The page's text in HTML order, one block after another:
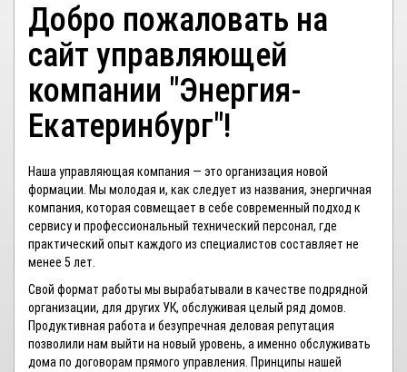
Добро пожаловать на
сайт управляющей
компании "Энергия-
Екатеринбург"!
Наша управляющая компания — это организация новой
формации. Мы молодая и, как следует из названия, энергичная
компания, которая совмещает в себе современный подход к
сервису и профессиональный технический персонал, где
практический опыт каждого из специалистов составляет не
менее 5 лет.
Свой формат работы мы вырабатывали в качестве подрядной
организации, для других УК, обслуживая целый ряд домов.
Продуктивная работа и безупречная деловая репутация
позволили нам выйти на новый уровень, а именно обслуживать
дома по договорам прямого управления. Принципы нашей